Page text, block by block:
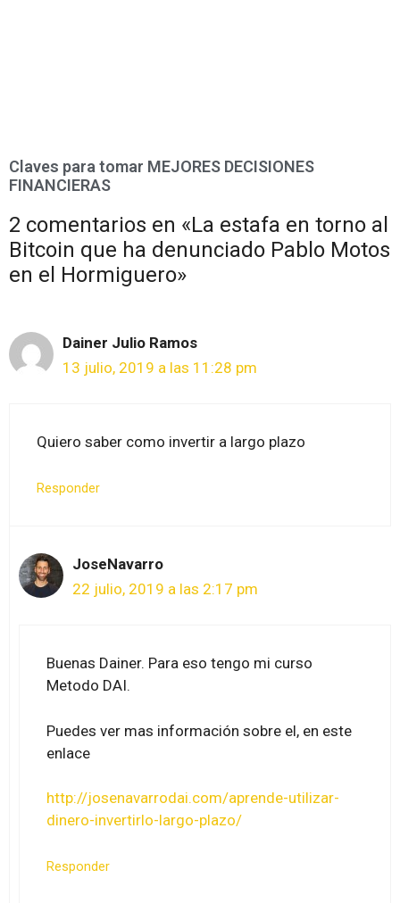
Claves para tomar MEJORES DECISIONES
FINANCIERAS
2 comentarios en «La estafa en torno al
Bitcoin que ha denunciado Pablo Motos
en el Hormiguero»
Dainer Julio Ramos
13 julio, 2019 a las 11:28 pm
Quiero saber como invertir a largo plazo
Responder
JoseNavarro
22 julio, 2019 a las 2:17 pm
Buenas Dainer. Para eso tengo mi curso
Metodo DAI.
Puedes ver mas información sobre el, en este
enlace
http://josenavarrodai.com/aprende-utilizar-
dinero-invertirlo-largo-plazo/
Responder